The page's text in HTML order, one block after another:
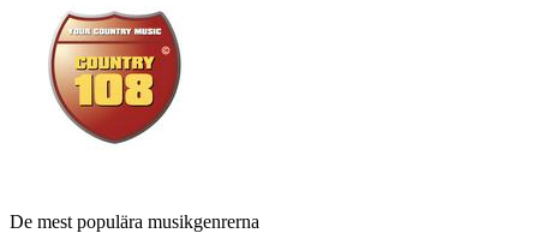
De mest populära musikgenrerna